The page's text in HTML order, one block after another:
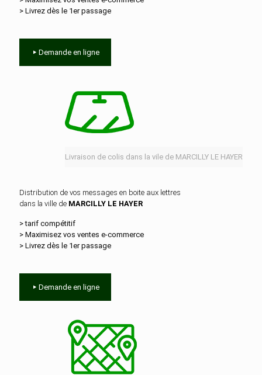
> Livrez dès le 1er passage
Demande en ligne
Livraison de colis dans la vile de MARCILLY LE HAYER
Distribution de vos messages en boite aux lettres
dans la ville de MARCILLY LE HAYER
> tarif compétitif
> Maximisez vos ventes e‑commerce
> Livrez dès le 1er passage
Demande en ligne